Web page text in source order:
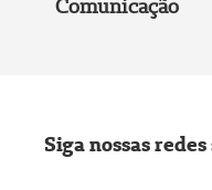
Comunicação
Siga nossas